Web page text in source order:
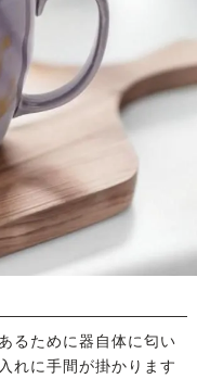
るために器自体に匂い
れに手間が掛かります